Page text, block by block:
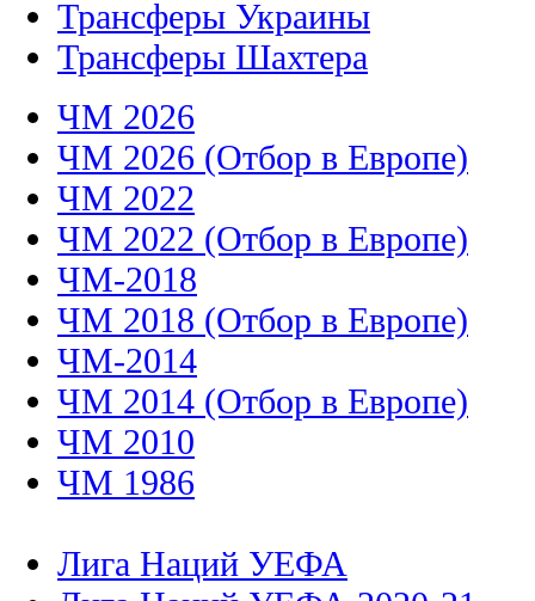
Трансферы Украины
Трансферы Шахтера
ЧМ 2026
ЧМ 2026 (Отбор в Европе)
ЧМ 2022
ЧМ 2022 (Отбор в Европе)
ЧМ-2018
ЧМ 2018 (Отбор в Европе)
ЧМ-2014
ЧМ 2014 (Отбор в Европе)
ЧМ 2010
ЧМ 1986
Лига Наций УЕФА